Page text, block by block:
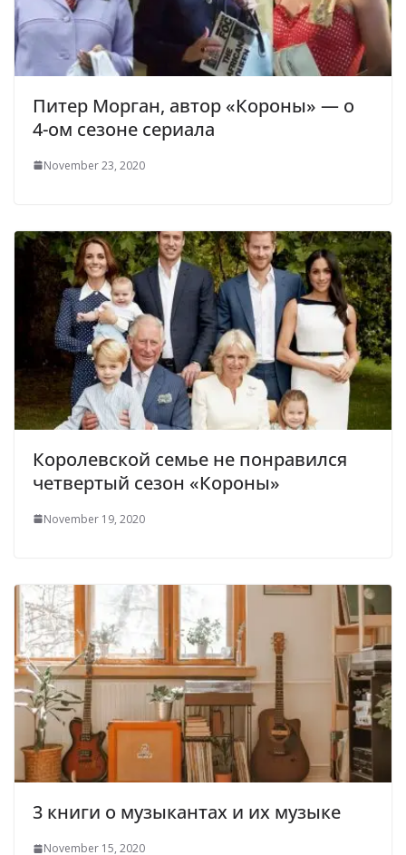
Питер Морган, автор «Короны» — о
4-ом сезоне сериала
November 23, 2020
Королевской семье не понравился
четвертый сезон «Короны»
November 19, 2020
3 книги о музыкантах и их музыке
November 15, 2020